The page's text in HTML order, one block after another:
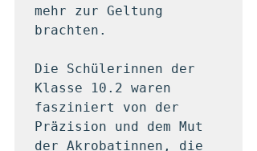
mehr zur Geltung
brachten.
Die Schülerinnen der
Klasse 10.2 waren
fasziniert von der
Präzision und dem Mut
der Akrobatinnen, die